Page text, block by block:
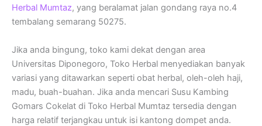
Herbal Mumtaz, yang beralamat jalan gondang raya no.4
tembalang semarang 50275.
Jika anda bingung, toko kami dekat dengan area
Universitas Diponegoro, Toko Herbal menyediakan banyak
variasi yang ditawarkan seperti obat herbal, oleh-oleh haji,
madu, buah-buahan. Jika anda mencari Susu Kambing
Gomars Cokelat di Toko Herbal Mumtaz tersedia dengan
harga relatif terjangkau untuk isi kantong dompet anda.